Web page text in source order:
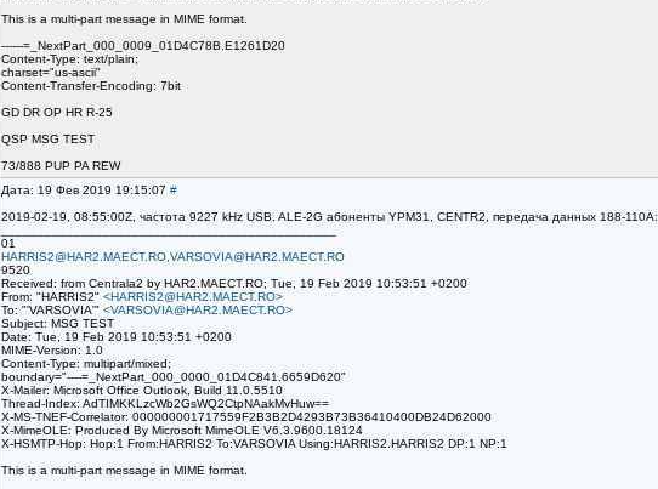
This is a multi-part message in MIME format.
------=_NextPart_000_0009_01D4C78B.E1261D20
Content-Type: text/plain;
charset="us-ascii"
Content-Transfer-Encoding: 7bit
GD DR OP HR R-25
QSP MSG TEST
73/888 PUP PA REW
Дата: 19 Фев 2019 19:15:07 #
2019-02-19, 08:55:00Z, частота 9227 kHz USB. ALE-2G абоненты YPM31, CENTR2, передача данных 188-110A:
01
HARRIS2@HAR2.MAECT.RO,VARSOVIA@HAR2.MAECT.RO
9520
Received: from Centrala2 by HAR2.MAECT.RO; Tue, 19 Feb 2019 10:53:51 +0200
From: "HARRIS2" <HARRIS2@HAR2.MAECT.RO>
To: "'VARSOVIA'" <VARSOVIA@HAR2.MAECT.RO>
Subject: MSG TEST
Date: Tue, 19 Feb 2019 10:53:51 +0200
MIME-Version: 1.0
Content-Type: multipart/mixed;
boundary="----=_NextPart_000_0000_01D4C841.6659D620"
X-Mailer: Microsoft Office Outlook, Build 11.0.5510
Thread-Index: AdTIMKKLzcWb2GsWQ2CtpNAakMvHuw==
X-MS-TNEF-Correlator: 000000001717559F2B3B2D4293B73B36410400DB24D62000
X-MimeOLE: Produced By Microsoft MimeOLE V6.3.9600.18124
X-HSMTP-Hop: Hop:1 From:HARRIS2 To:VARSOVIA Using:HARRIS2.HARRIS2 DP:1 NP:1
This is a multi-part message in MIME format.